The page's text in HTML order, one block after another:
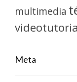
multimedia
Meta